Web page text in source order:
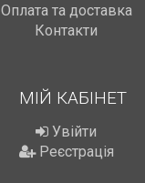
Оплата та доставка
Контакти
МІЙ КАБІНЕТ
Увійти
Реєстрація